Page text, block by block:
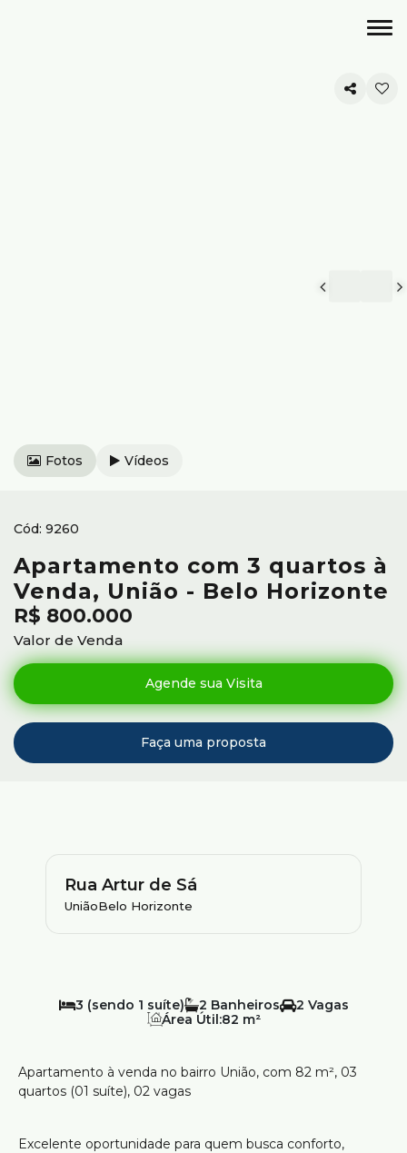
Fotos Vídeos
Apartamento com 3 quartos à
Venda, União - Belo Horizonte
R$ 800.000
Valor de Venda
9260
Rua Artur de Sá
UniãoBelo Horizonte
3 (sendo 1 suíte) 2
2
Área Útil:82 m²
Apartamento à venda no bairro União, com 82 m², 03
quartos (01 suíte), 02 vagas
Excelente oportunidade para quem busca conforto,